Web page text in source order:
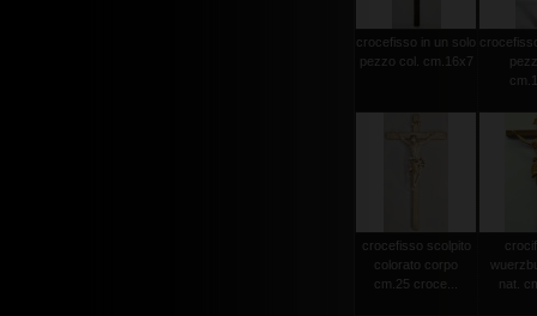
crocefisso in un solo
pezzo col. cm.16x7
crocefisso scolpito
colorato corpo
cm.25 croce...
nat.